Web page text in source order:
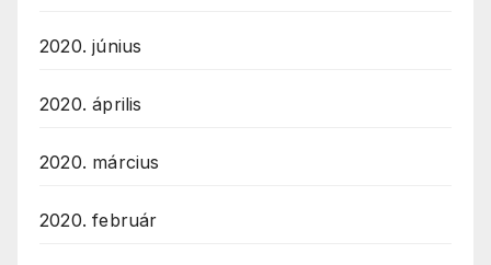
2020. június
2020. április
2020. március
2020. február